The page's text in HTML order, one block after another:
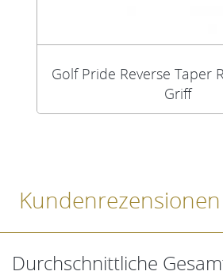
Golf Pride Reverse Taper
Griff
Kundenrezensionen
Durchschnittliche